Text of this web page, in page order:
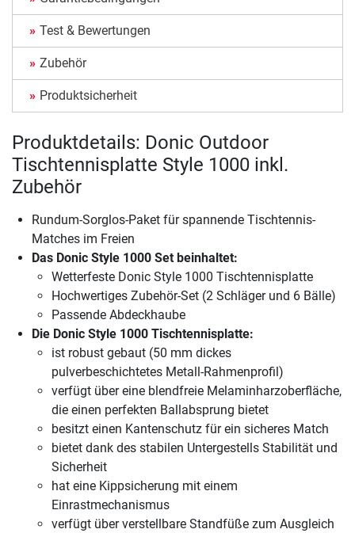
Test & Bewertungen
Zubehör
Produktsicherheit
Produktdetails: Donic Outdoor
Tischtennisplatte Style 1000 inkl.
Zubehör
Rundum-Sorglos-Paket für spannende Tischtennis-
Matches im Freien
Das Donic Style 1000 Set beinhaltet:
Wetterfeste Donic Style 1000 Tischtennisplatte
Hochwertiges Zubehör-Set (2 Schläger und 6 Bälle)
Passende Abdeckhaube
Die Donic Style 1000 Tischtennisplatte:
ist robust gebaut (50 mm dickes
pulverbeschichtetes Metall-Rahmenprofil)
verfügt über eine blendfreie Melaminharzoberfläche,
die einen perfekten Ballabsprung bietet
besitzt einen Kantenschutz für ein sicheres Match
bietet dank des stabilen Untergestells Stabilität und
Sicherheit
hat eine Kippsicherung mit einem
Einrastmechanismus
verfügt über verstellbare Standfüße zum Ausgleich